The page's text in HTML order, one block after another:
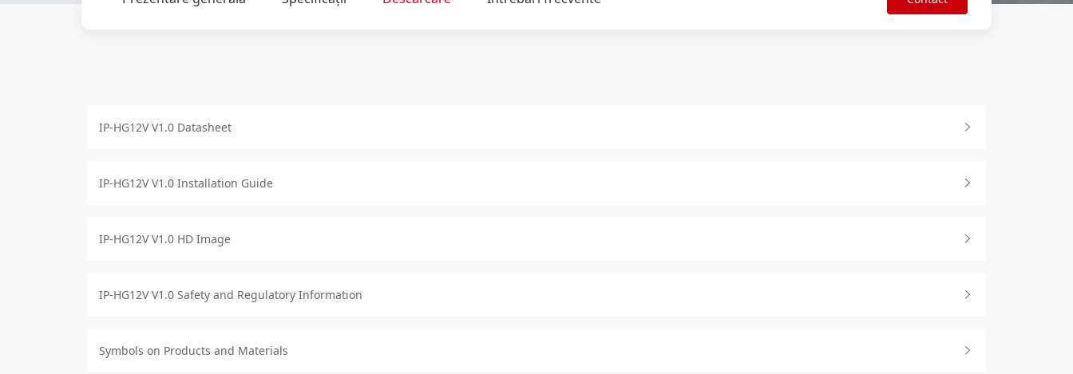
IP-HG12V V1.0 Datasheet
IP-HG12V V1.0 Installation Guide
IP-HG12V V1.0 HD Image
IP-HG12V V1.0 Safety and Regulatory Information
Symbols on Products and Materials